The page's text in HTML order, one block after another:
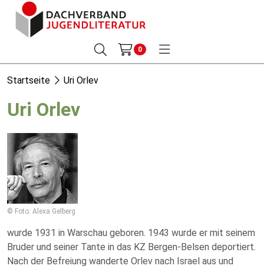
0
Startseite Uri Orlev
Uri Orlev
© Foto: Alexa Gelberg
wurde 1931 in Warschau geboren. 1943 wurde er mit seinem
Bruder und seiner Tante in das KZ Bergen-Belsen deportiert.
Nach der Befreiung wanderte Orlev nach Israel aus und